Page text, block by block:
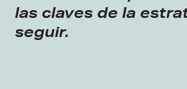
las claves de la
seguir.